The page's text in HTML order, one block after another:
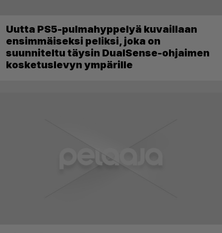
Uutta PS5-pulmahyppelyä kuvaillaan
ensimmäiseksi peliksi, joka on
suunniteltu täysin DualSense-ohjaimen
kosketuslevyn ympärille